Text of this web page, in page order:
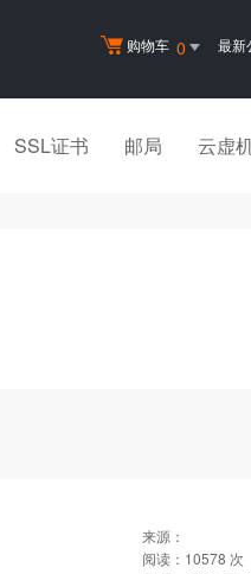
购物车 0 最新
SSL证书 邮局 云虚
来源：
阅读： 10578 次